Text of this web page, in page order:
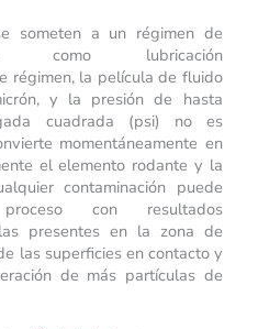
someten a un régimen de
como lubricación
régimen, la película de fluido
y la presión de hasta
cuadrada (psi) no es
momentáneamente en
el elemento rodante y la
contaminación puede
con resultados
presentes en la zona de
las superficies en contacto y
de más partículas de